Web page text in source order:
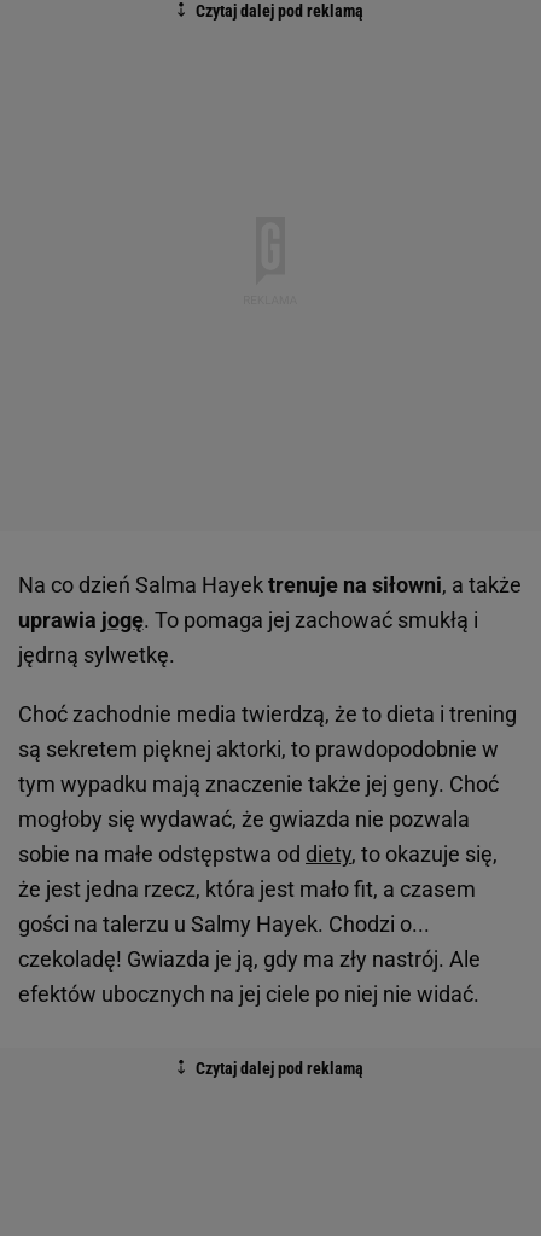
Na co dzień Salma Hayektrenuje na siłowni, a także
uprawia jogę. To pomaga jej zachować smukłą i
jędrną sylwetkę.
Choć zachodnie media twierdzą, że to dieta i trening
są sekretem pięknej aktorki, to prawdopodobnie w
tym wypadku mają znaczenie także jej geny. Choć
mogłoby się wydawać, że gwiazda nie pozwala
sobie na małe odstępstwa od diety, to okazuje się,
że jest jedna rzecz, która jest mało fit, a czasem
gości na talerzu u Salmy Hayek. Chodzi o...
czekoladę! Gwiazda je ją, gdy ma zły nastrój. Ale
efektów ubocznych na jej ciele po niej nie widać.